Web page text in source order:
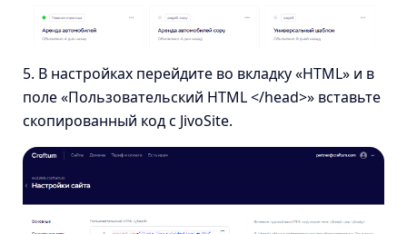
5. В настройках перейдите во вкладку «HTML» и в
поле «Пользовательский HTML </head>» вставьте
скопированный код с JivoSite.